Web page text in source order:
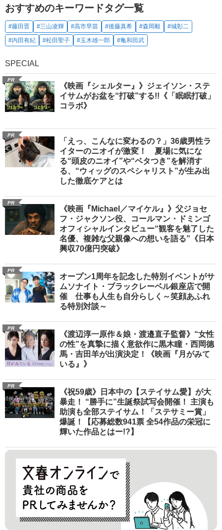
おすすめのキーワードタグ一覧
#藤田晋 #三山凌輝 #高市早苗 #後藤真希 #森岡毅
#城彰二
#内田有紀
#松田聖子 #玉木雄一郎 #亀和田武
SPECIAL
PR
《映画『シェルター』》ジェイソン・ステ
イサムがお盆を“打破”する!!《「眠眠打破」
コラボ》
PR
「えっ、こんなに変わるの？」36歳男性ラ
イターのニオイが激変！ 夏場に気にな
る“頭皮のニオイ”や“ベタつき”を解消す
る、“ウィッグのスペシャリスト”が生み出
した徹底ケアとは
PR
《映画『Michael／マイケル』》父ジョセ
フ・ジャクソン役、コールマン・ドミンゴ
オフィシャルインタビュー“観客を魅了した
名優、複雑な父親像への想いを語る”《日本
興収70億円突破》
PR
オープン1周年を記念した特別イベントがサ
ムソナイト・ブラックレーベル銀座店で開
催 仕事も人生も自分らしく～笑顔あふれ
る特別対談～
PR
《渡辺淳一原作＆娘・渡邉直子監督》“女性
の性”を真摯に描く意欲作に黒木瞳・西岡德
馬・吉田羊が出演決定！《映画『月がみて
いる』》
PR
《祝59歳》日本中の【ステイサム愛】が大
暴走！ “勝手に”生誕祭試写会開催！ 主演も
助演も全部ステイサム！「ステサミー賞」
爆誕！【応募総数941票 全54作品の栄冠に
輝いた作品とはー!?】